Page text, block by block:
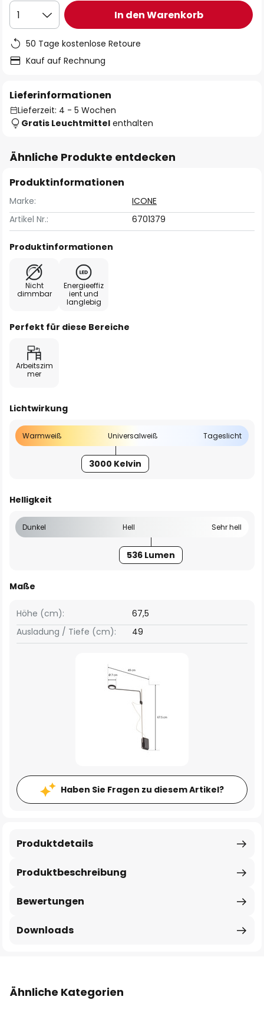
1 In den Warenkorb
50 Tage kostenlose Retoure
Kauf auf Rechnung
Lieferinformationen
Lieferzeit: 4 - 5 Wochen
Gratis Leuchtmittel enthalten
Ähnliche Produkte entdecken
Produktinformationen
Marke:
ICONE
Artikel Nr.:
6701379
Produktinformationen
Nicht
dimmbar
Energieeffiz
ient und
langlebig
Perfekt für diese Bereiche
Arbeitszim
mer
Lichtwirkung
Warmweiß Universalweiß Tageslicht
3000 Kelvin
Helligkeit
Dunkel Hell Sehr hell
536 Lumen
Maße
Höhe (cm):
67,5
Ausladung / Tiefe (cm):
49
Haben Sie Fragen zu diesem Artikel?
Produktbeschreibung
Produktdetails
Bewertungen
Downloads
Ähnliche Kategorien